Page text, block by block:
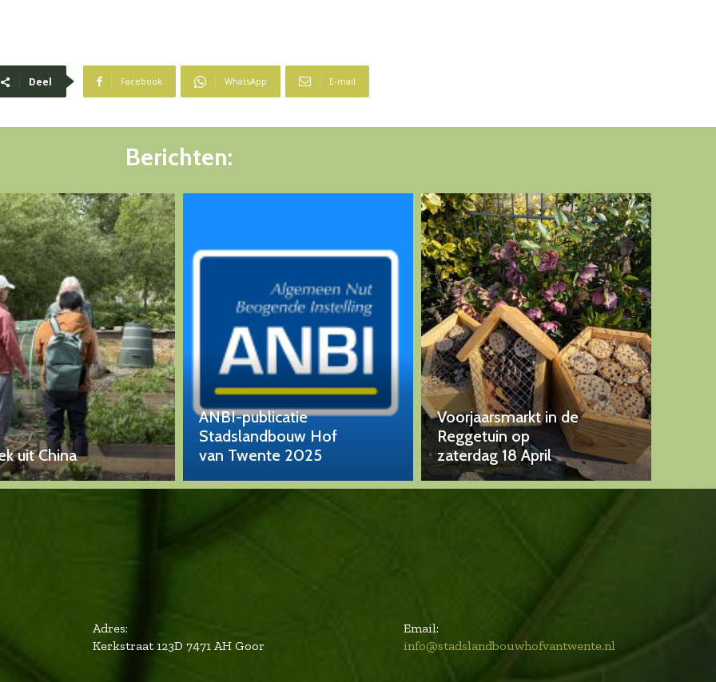
Deel Facebook WhatsApp E-mail
Berichten:
uit China
ANBI-publicatie
Stadslandbouw Hof
van Twente 2025
Voorjaarsmarkt in de
Reggetuin op
zaterdag 18 April
Adres:
Kerkstraat 123D 7471 AH Goor
Email:
info@stadslandbouwhofvantwente.nl